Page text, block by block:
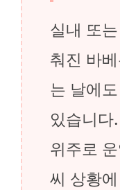
실내 또
춰진 바
는 날에
있습니다
위주로
씨 상황